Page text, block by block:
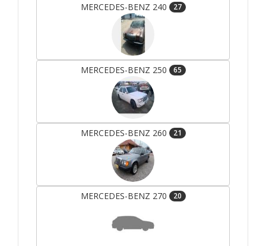
MERCEDES-BENZ 240 27
MERCEDES-BENZ 250 65
MERCEDES-BENZ 260 21
MERCEDES-BENZ 270 20